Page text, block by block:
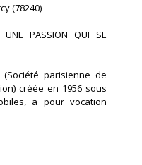
(78240)
UNE PASSION QUI SE
(Société parisienne de
créée en 1956 sous
a pour vocation